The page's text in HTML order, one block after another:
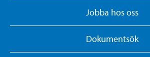
Jobba hos oss
Dokumentsök